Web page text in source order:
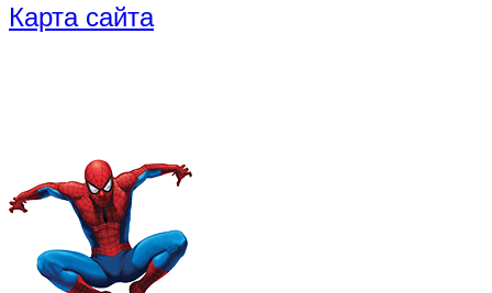
Карта сайта